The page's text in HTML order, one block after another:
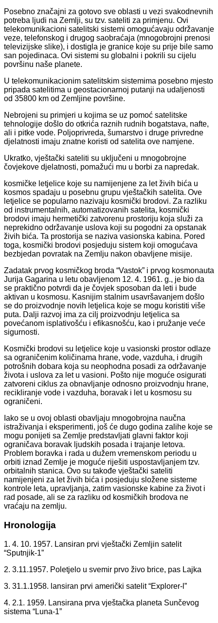
Posebno značajni za gotovo sve oblasti u vezi svakodnevnih
potreba ljudi na Zemlji, su tzv. sateliti za primjenu. Ovi
telekomunikacioni satelitski sistemi omogućavaju održavanje
veze, telefonskog i drugog saobraćaja (mnogobrojni prenosi
televizijske slike), i dostigla je granice koje su prije bile samo
san pojedinaca. Ovi sistemi su globalni i pokrili su cijelu
površinu naše planete.
U telekomunikacionim satelitskim sistemima posebno mjesto
pripada satelitima u geostacionarnoj putanji na udaljenosti
od 35800 km od Zemljine površine.
Nebrojeni su primjeri u kojima se uz pomoć satelitske
tehnologije došlo do otkrića raznih rudnih bogatstava, nafte,
ali i pitke vode. Poljoprivreda, šumarstvo i druge privredne
djelatnosti imaju znatne koristi od satelita ove namjene.
Ukratko, vještački sateliti su uključeni u mnogobrojne
čovjekove djelatnosti, pomažući mu u borbi za napredak.
kosmičke letjelice koje su namijenjene za let živih bića u
kosmos spadaju u posebnu grupu vještačkih satelita. Ove
letjelice se popularno nazivaju kosmički brodovi. Za razliku
od instrumentalnih, automatizovanih satelita, kosmički
brodovi imaju hermetički zatvorenu prostoriju koja služi za
neprekidno održavanje uslova koji su pogodni za opstanak
živih bića. Ta prostorija se naziva vasionska kabina. Pored
toga, kosmički brodovi posjeduju sistem koji omogućava
bezbjedan povratak na Zemlju nakon obavljene misije.
Zadatak prvog kosmičkog broda “Vastok” i prvog kosmonauta
Jurija Gagarina u letu obavljenom 12. 4. 1961. g., je bio da
se praktično potvrdi da je čovjek sposoban da leti i bude
aktivan u kosmosu. Kasnijim stalnim usavršavanjem došlo
se do proizvodnje novih letjelica koje se mogu koristiti više
puta. Dalji razvoj ima za cilj proizvodnju letjelica sa
povećanom isplativošću i efikasnošću, kao i pružanje veće
sigurnosti.
Kosmički brodovi su letjelice koje u vasionski prostor odlaze
sa ograničenim količinama hrane, vode, vazduha, i drugih
potrošnih dobara koja su neophodna posadi za održavanje
života i uslova za let u vasioni. Pošto nije moguće osigurati
zatvoreni ciklus za obnavljanje odnosno proizvodnju hrane,
recikliranje vode i vazduha, boravak i let u kosmosu su
ograničeni.
Iako se u ovoj oblasti obavljaju mnogobrojna naučna
istraživanja i eksperimenti, još će dugo godina zalihe koje se
mogu ponijeti sa Zemlje predstavljati glavni faktor koji
ograničava boravak ljudskih posada i trajanje letova.
Problem boravka i rada u dužem vremenskom periodu u
orbiti iznad Zemlje je moguće riješiti uspostavljanjem tzv.
orbitalnih stanica. Ovo su takođe vještački sateliti
namijenjeni za let živih bića i posjeduju složene sisteme
kontrole leta, upravljanja, zatim vasionske kabine za život i
rad posade, ali se za razliku od kosmičkih brodova ne
vraćaju na zemlju.
Hronologija
1. 4. 10. 1957. Lansiran prvi vještački Zemljin satelit
“Sputnjik-1”
2. 3.11.1957. Poletjelo u svemir prvo živo brice, pas Lajka
3. 31.1.1958. lansiran prvi američki satelit “Explorer-l”
4. 2.1. 1959. Lansirana prva vještačka planeta Sunčevog
sistema “Luna-1”